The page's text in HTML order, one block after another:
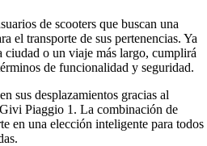
de scooters que buscan una
el transporte de sus pertenencias. Ya
ciudad o un viaje más largo, cumplirá
de funcionalidad y seguridad.
sus desplazamientos gracias al
Piaggio 1. La combinación de
en una elección inteligente para todos